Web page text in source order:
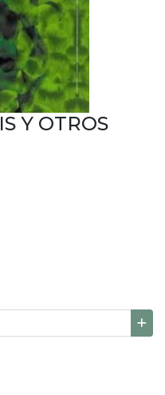
Y OTROS